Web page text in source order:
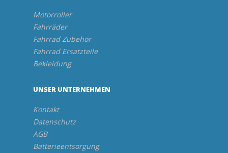
Motorroller
Fahrräder
Fahrrad Zubehör
Fahrrad Ersatzteile
Bekleidung
UNSER UNTERNEHMEN
Kontakt
Datenschutz
AGB
Batterieentsorgung